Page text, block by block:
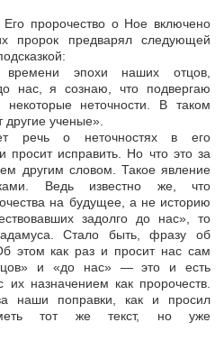
пророчество о Ное включено
пророк предварял следующей
времени эпохи наших отцов,
нас, я сознаю, что подвергаю
некоторые неточности. В таком
другие ученые».
речь о неточностях в его
просит исправить. Но что это за
другим словом. Такое явление
Ведь известно же, что
на будущее, а не историю
задолго до нас», то
Стало быть, фразу об
этом как раз и просит нас сам
и «до нас» — это и есть
их назначением как пророчеств.
наши поправки, как и просил
тот же текст, но уже